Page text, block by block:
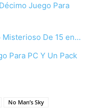
Juego Para
Misterioso De 15 en…
Para PC Y Un Pack
No Man’s Sky